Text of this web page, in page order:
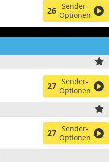
26 Sender-
Optionen
27 Sender-
Optionen
27 Sender-
Optionen